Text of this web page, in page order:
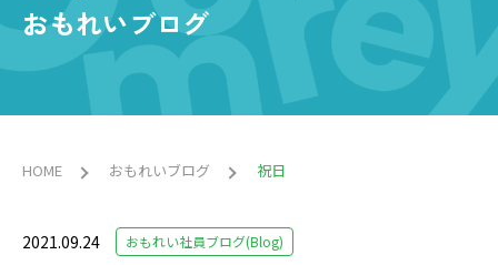
おもれいブログ
HOME おもれいブログ 祝日
2021.09.24 おもれい社員ブログ(Blog)